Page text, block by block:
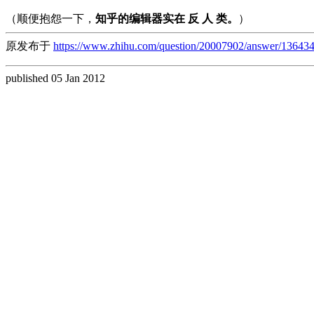
（顺便抱怨一下， 知乎的编辑器实在 反 人 类。 ）
原发布于 https://www.zhihu.com/question/20007902/answer/
published 05 Jan 2012